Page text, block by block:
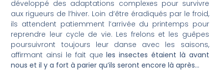
développé des adaptations complexes pour survivre
aux rigueurs de l’hiver. Loin d’être éradiqués par le froid,
ils attendent patiemment l’arrivée du printemps pour
reprendre leur cycle de vie. Les frelons et les guêpes
poursuivront toujours leur danse avec les saisons,
affirmant ainsi le fait queles insectes étaient là avant
nous et il y a fort à parier qu’ils seront encore là après…